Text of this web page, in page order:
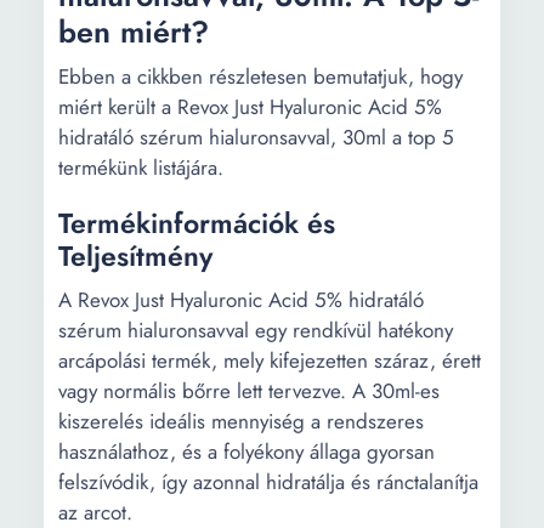
ben miért?
Ebben a cikkben részletesen bemutatjuk, hogy
miért került a Revox Just Hyaluronic Acid 5%
hidratáló szérum hialuronsavval, 30ml a top 5
termékünk listájára.
Termékinformációk és
Teljesítmény
A Revox Just Hyaluronic Acid 5% hidratáló
szérum hialuronsavval egy rendkívül hatékony
arcápolási termék, mely kifejezetten száraz, érett
vagy normális bőrre lett tervezve. A 30ml-es
kiszerelés ideális mennyiség a rendszeres
használathoz, és a folyékony állaga gyorsan
felszívódik, így azonnal hidratálja és ránctalanítja
az arcot.